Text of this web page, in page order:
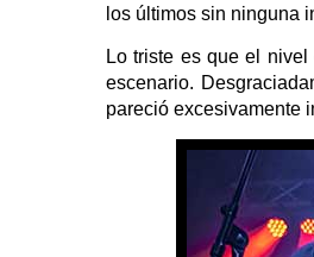
los últimos sin ninguna
Lo triste es que el
escenario.
pareció excesivamente